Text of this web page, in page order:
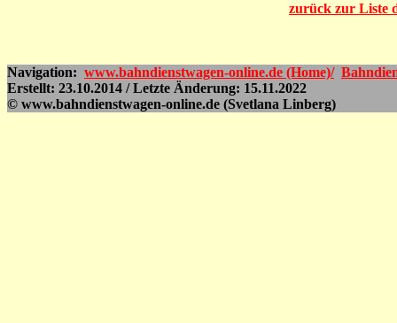
zurück zur Liste
Navigation: www.bahndienstwagen-online.de (Home)/
Erstellt: 23.10.2014 / Letzte Änderung: 15.11.2022
© www.bahndienstwagen-online.de (Svetlana Linberg)